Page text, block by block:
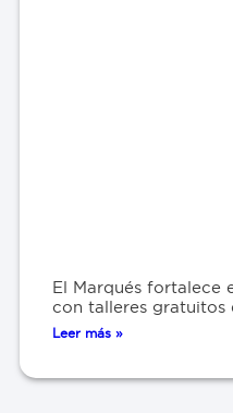
El Marqués fortalece
con talleres gratuitos
Leer más »